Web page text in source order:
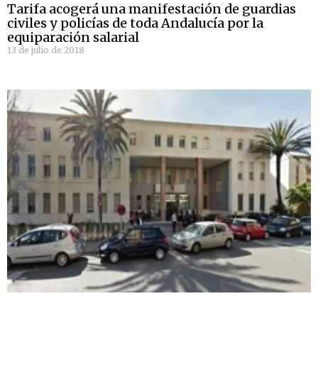
Tarifa acogerá una manifestación de guardias
civiles y policías de toda Andalucía por la
equiparación salarial
13 de julio de 2018